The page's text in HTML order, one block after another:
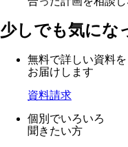
少しでも気にな
無料で詳しい資料を
お届けします
資料請求
個別でいろいろ
聞きたい方